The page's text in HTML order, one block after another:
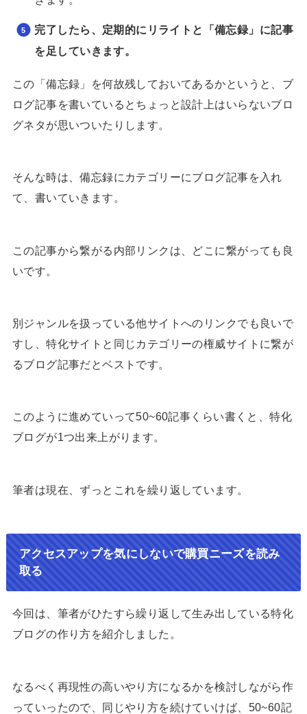
完了したら、定期的にリライトと「備忘録」に記事
を足していきます。
この「備忘録」を何故残しておいてあるかというと、ブ
ログ記事を書いているとちょっと設計上はいらないブロ
グネタが思いついたりします。
そんな時は、備忘録にカテゴリーにブログ記事を入れ
て、書いていきます。
この記事から繋がる内部リンクは、どこに繋がっても良
いです。
別ジャンルを扱っている他サイトへのリンクでも良いで
すし、特化サイトと同じカテゴリーの権威サイトに繋が
るブログ記事だとベストです。
このように進めていって50~60記事くらい書くと、特化
ブログが1つ出来上がります。
筆者は現在、ずっとこれを繰り返しています。
アクセスアップを気にしないで購買ニーズを読み
取る
今回は、筆者がひたすら繰り返して生み出している特化
ブログの作り方を紹介しました。
なるべく再現性の高いやり方になるかを検討しながら作
っていったので、同じやり方を続けていけば、50~60記